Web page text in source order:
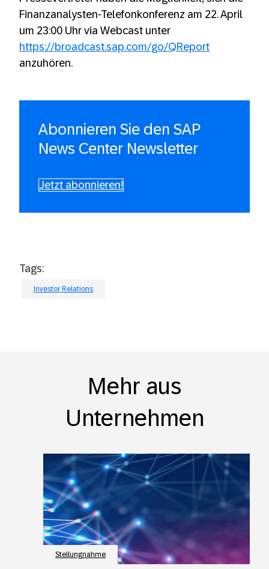
Finanzanalysten-Telefonkonferenz am 22. April
um 23:00 Uhr via Webcast unter
https://broadcast.sap.com/go/QReport
anzuhören.
Abonnieren Sie den SAP
News Center Newsletter
Jetzt abonnieren!
Tags:
Investor Relations
Mehr aus
Unternehmen
Stellungnahme